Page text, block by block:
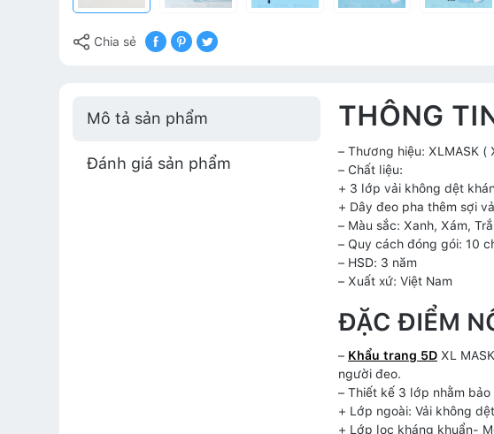
Chia sẻ
Mô tả sản phẩm
Đánh giá sản phẩm
THÔNG
– Thương hiệu: XLMASK (
– Chất liệu:
+ 3 lớp vải không dệt
+ Dây đeo pha thêm sợi
– Màu sắc: Xanh, Xám,
– Quy cách đóng gói: 10
– HSD: 3 năm
– Xuất xứ: Việt Nam
ĐẶC ĐIỂM
– Khẩu trang 5D XL
người đeo.
– Thiết kế 3 lớp nhằm
+ Lớp ngoài: Vải không
+ Lớp lọc kháng khuẩn-